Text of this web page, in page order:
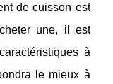
de cuisson est
une, il est
à
le mieux à